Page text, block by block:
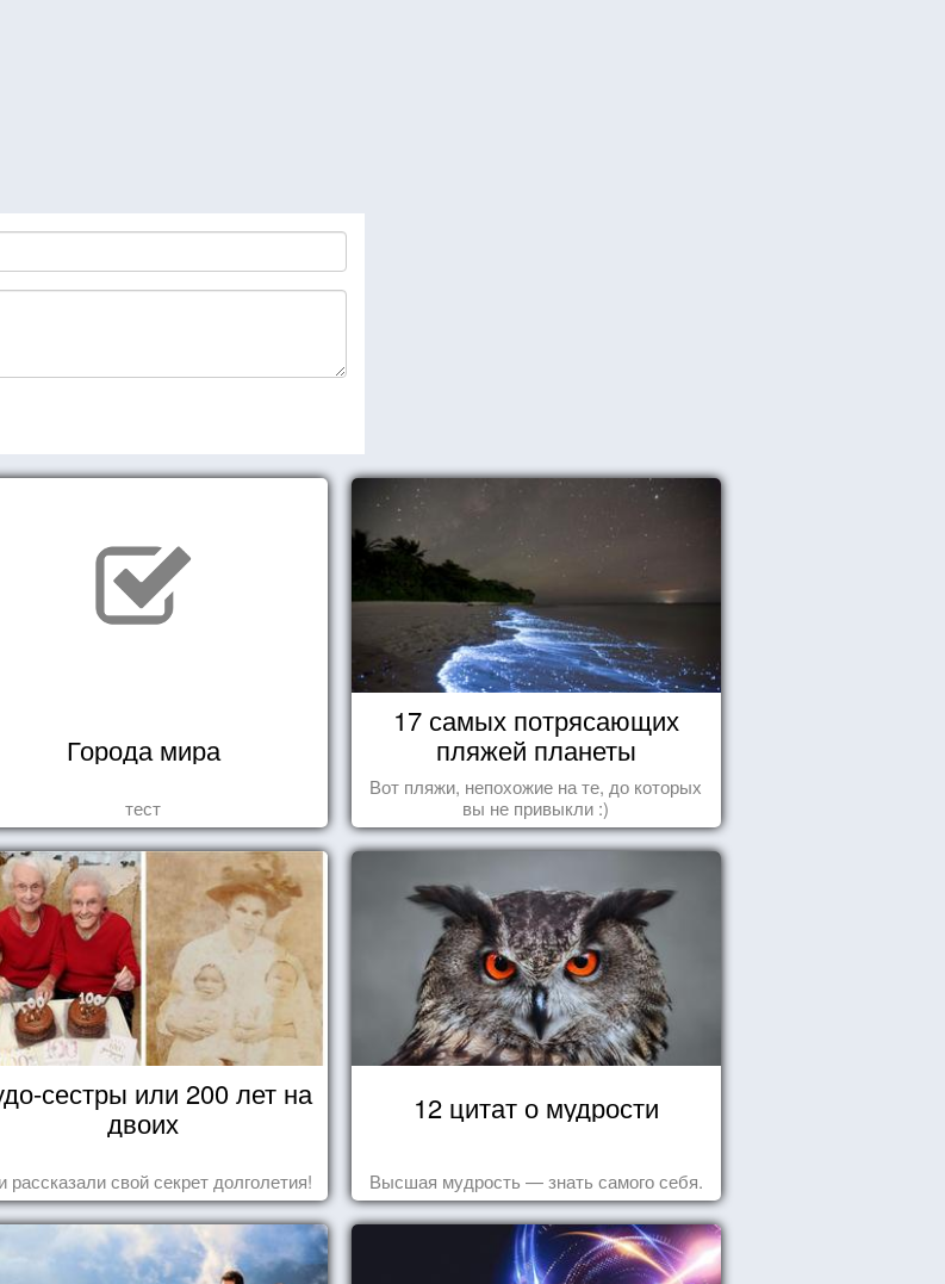
Города мира
тест
17 самых потрясающих
пляжей планеты
Вот пляжи, непохожие на те, до которых
вы не привыкли :)
сестры или 200 лет на
двоих
рассказали свой секрет долголетия!
12 цитат о мудрости
Высшая мудрость — знать самого себя.